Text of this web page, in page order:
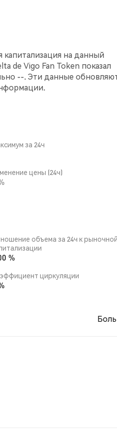
капитализация на данный
de Vigo Fan Token показал
--. Эти данные
за 24ч
цены (24ч)
объема за 24ч к
%
циркуляции